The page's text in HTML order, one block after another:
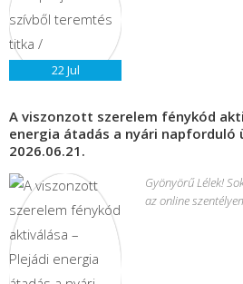
22Jul
A viszonzott szerelem fénykód
energia átadás a nyári napforduló
2026.06.21.
Gyönyörű Lélek!
az online